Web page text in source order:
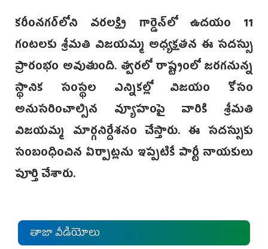
కరీంనగర్‌లోని వరలక్ష్మి గార్డెన్‌లో ఉదయం 11
గంటలకు శ్రీమతి విజయమ్మ అధ్యక్షతన ఈ సదస్సు
ప్రారంభం అవుతుంది. త్వరలో రాష్ట్రంలో జరగనున్న
స్థానిక సంస్థల ఎన్నికల్లో విజయం కోసం
అనుసరించాల్సిన వ్యూహంపై వారికి శ్రీమతి
విజయమ్మ మార్గనిర్దేశనం చేస్తారు. ఈ సదస్సుకు
సంబంధించిన ఏర్పాట్లను ఇప్పటికే పార్టీ నాయకులు
పూర్తి చేశారు.
తాజా వీడియోలు